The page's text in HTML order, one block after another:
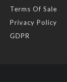
Terms Of Sale
Privacy Policy
GDPR